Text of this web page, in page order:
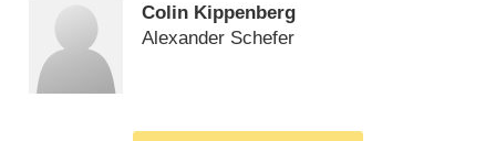
Colin Kippenberg
Alexander Schefer